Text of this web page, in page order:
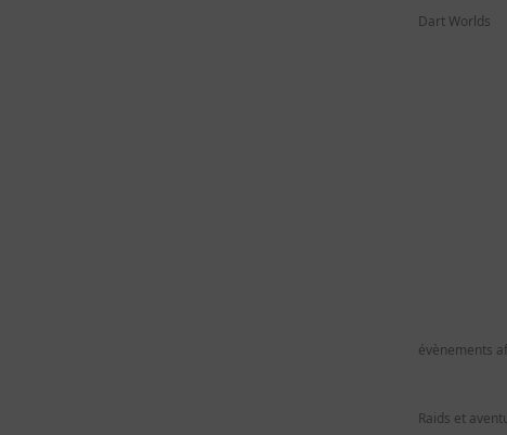
Dart Worlds
évènements
Raids et